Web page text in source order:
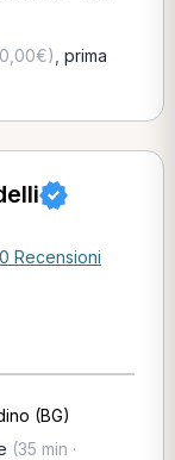
prima
0 Recensioni
(BG)
(35 min ·